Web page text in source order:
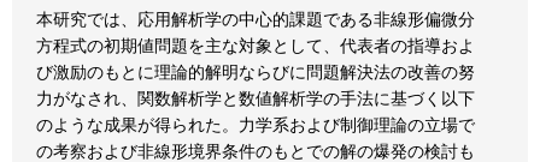
本研究では、応用解析学の中心的課題である非線形偏微分
方程式の初期値問題を主な対象として、代表者の指導およ
び激励のもとに理論的解明ならびに問題解決法の改善の努
力がなされ、関数解析学と数値解析学の手法に基づく以下
のような成果が得られた。力学系および制御理論の立場で
の考察および非線形境界条件のもとでの解の爆発の検討も